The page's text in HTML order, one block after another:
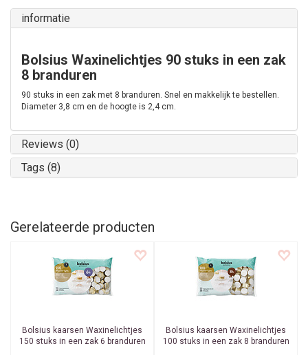
informatie
Bolsius Waxinelichtjes 90 stuks in een zak
8 branduren
90 stuks in een zak met 8 branduren. Snel en makkelijk te bestellen.
Diameter 3,8 cm en de hoogte is 2,4 cm.
Reviews (0)
Tags (8)
Gerelateerde producten
Bolsius kaarsen Waxinelichtjes
150 stuks in een zak 6 branduren
Bolsius kaarsen Waxinelichtjes
100 stuks in een zak 8 branduren